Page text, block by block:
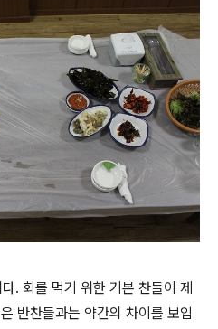
. 회를 먹기 위한 기본 찬들이 제
반찬들과는 약간의 차이를 보입